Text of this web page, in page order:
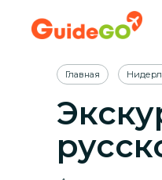
Главная